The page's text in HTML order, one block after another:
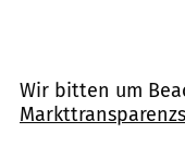
Wir bitten um